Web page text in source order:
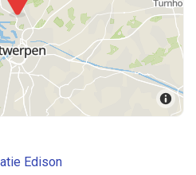
Edison